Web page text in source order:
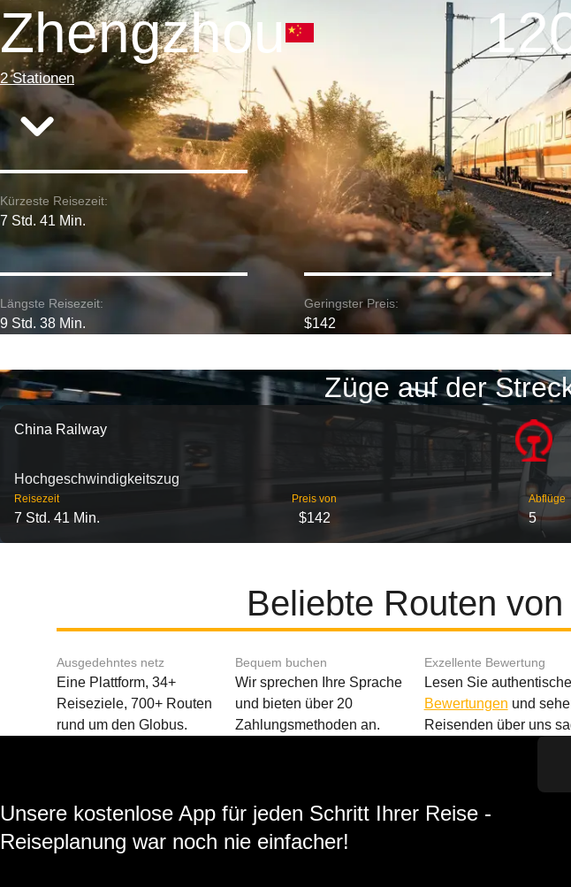
Zhengzhou
2 Stationen
Kürzeste Reisezeit:
7 Std. 41 Min.
Längste Reisezeit:
9 Std. 38 Min.
Geringster Preis:
$142
Züge auf der
China Railway
Hochgeschwindigkeitszug
Reisezeit
7 Std. 41 Min.
Preis von
$142
Abflüge
5
Beliebte Routen
Ausgedehntes netz
Eine Plattform, 34+
Reiseziele, 700+ Routen
rund um den Globus.
Bequem buchen
Wir sprechen Ihre Sprache
und bieten über 20
Zahlungsmethoden an.
Exzellente Bewertung
Lesen Sie authentische
Bewertungen und
Reisenden über uns
Unsere kostenlose App für jeden Schritt Ihrer Reise -
Reiseplanung war noch nie einfacher!